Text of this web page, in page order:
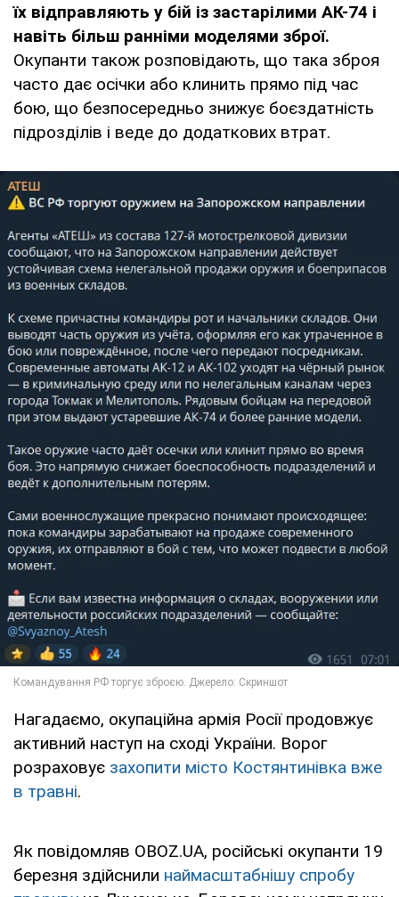
їх відправляють у бій із застарілими АК-74 і
навіть більш ранніми моделями зброї.
Окупанти також розповідають, що така зброя
часто дає осічки або клинить прямо під час
бою, що безпосередньо знижує боєздатність
підрозділів і веде до додаткових втрат.
Нагадаємо, окупаційна армія Росії продовжує
активний наступ на сході України. Ворог
розраховує захопити місто Костянтинівка вже
в травні.
Як повідомляв OBOZ.UA, російські окупанти 19
березня здійснили наймасштабнішу спробу